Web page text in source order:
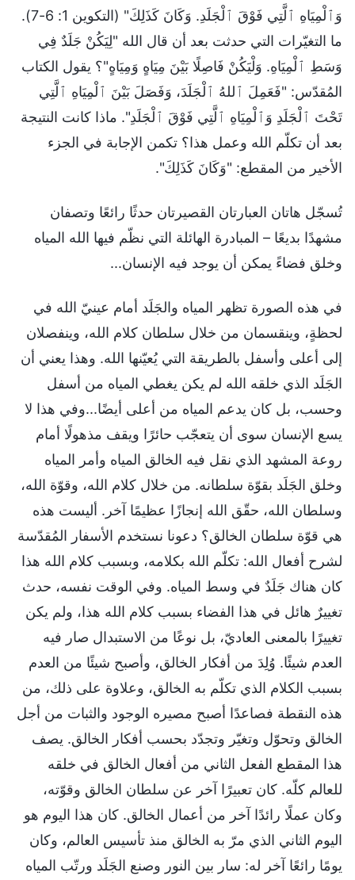
وَٱلْمِيَاهِ ٱلَّتِي فَوْقَ ٱلْجَلَدِ. وَكَانَ كَذَلِكَ" (التكوين 1: 6-7).
ما التغيّرات التي حدثت بعد أن قال الله "لِيَكُنْ جَلَدٌ فِي
وَسَطِ ٱلْمِيَاهِ. وَلْيَكُنْ فَاصِلًا بَيْنَ مِيَاهٍ وَمِيَاهٍ"؟ يقول الكتاب
المُقدّس: "فَعَمِلَ ٱللهُ ٱلْجَلَدَ، وَفَصَلَ بَيْنَ ٱلْمِيَاهِ ٱلَّتِي
تَحْتَ ٱلْجَلَدِ وَٱلْمِيَاهِ ٱلَّتِي فَوْقَ ٱلْجَلَدِ". ماذا كانت النتيجة
بعد أن تكلّم الله وعمل هذا؟ تكمن الإجابة في الجزء
الأخير من المقطع: "وَكَانَ كَذَلِكَ".
تُسجّل هاتان العبارتان القصيرتان حدثًا رائعًا وتصفان
مشهدًا بديعًا – المبادرة الهائلة التي نظّم فيها الله المياه
وخلق فضاءً يمكن أن يوجد فيه الإنسان...
في هذه الصورة تظهر المياه والجَلَد أمام عينيّ الله في
لحظةٍ، وينقسمان من خلال سلطان كلام الله، وينفصلان
إلى أعلى وأسفل بالطريقة التي يُعيّنها الله. وهذا يعني أن
الجَلَد الذي خلقه الله لم يكن يغطي المياه من أسفل
وحسب، بل كان يدعم المياه من أعلى أيضًا...وفي هذا لا
يسع الإنسان سوى أن يتعجّب حائرًا ويقف مذهولًا أمام
روعة المشهد الذي نقل فيه الخالق المياه وأمر المياه
وخلق الجَلَد بقوّة سلطانه. من خلال كلام الله، وقوّة الله،
وسلطان الله، حقّق الله إنجازًا عظيمًا آخر. أليست هذه
هي قوّة سلطان الخالق؟ دعونا نستخدم الأسفار المُقدّسة
لشرح أفعال الله: تكلّم الله بكلامه، وبسبب كلام الله هذا
كان هناك جَلَدٌ في وسط المياه. وفي الوقت نفسه، حدث
تغييرٌ هائل في هذا الفضاء بسبب كلام الله هذا، ولم يكن
تغييرًا بالمعنى العاديّ، بل نوعًا من الاستبدال صار فيه
العدم شيئًا. وُلِدَ من أفكار الخالق، وأصبح شيئًا من العدم
بسبب الكلام الذي تكلّم به الخالق، وعلاوة على ذلك، من
هذه النقطة فصاعدًا أصبح مصيره الوجود والثبات من أجل
الخالق وتحوّل وتغيّر وتجدّد بحسب أفكار الخالق. يصف
هذا المقطع الفعل الثاني من أفعال الخالق في خلقه
للعالم كلّه. كان تعبيرًا آخر عن سلطان الخالق وقوّته،
وكان عملًا رائدًا آخر من أعمال الخالق. كان هذا اليوم هو
اليوم الثاني الذي مرّ به الخالق منذ تأسيس العالم، وكان
يومًا رائعًا آخر له: سار بين النور وصنع الجَلَد ورتّب المياه